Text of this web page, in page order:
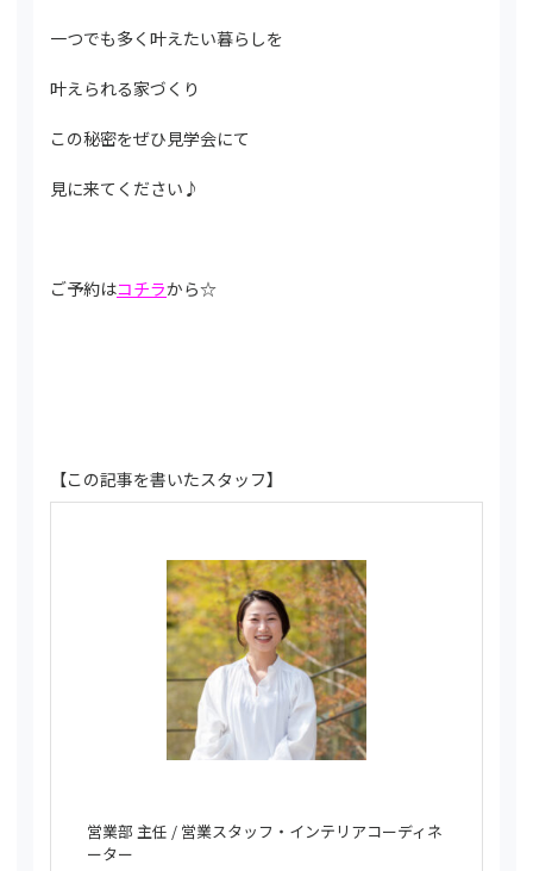
一つでも多く叶えたい暮らしを
叶えられる家づくり
この秘密をぜひ見学会にて
見に来てください♪
ご予約はコチラから☆
【この記事を書いたスタッフ】
営業部 主任 / 営業スタッフ・インテリアコーディネ
ーター